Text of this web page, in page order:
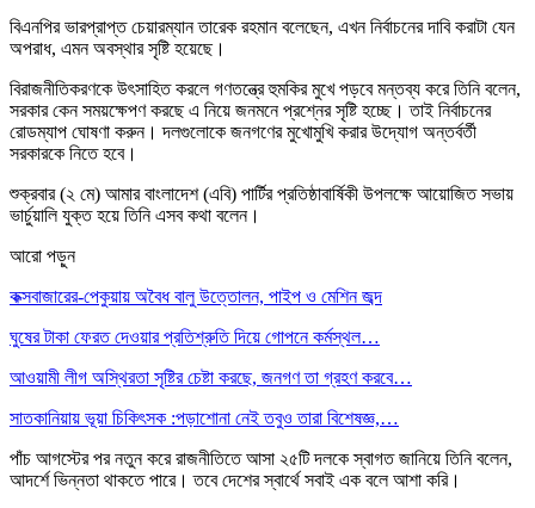
বিএনপির ভারপ্রাপ্ত চেয়ারম্যান তারেক রহমান বলেছেন, এখন নির্বাচনের দাবি করাটা যেন
অপরাধ, এমন অবস্থার সৃষ্টি হয়েছে।
বিরাজনীতিকরণকে উৎসাহিত করলে গণতন্ত্রে হুমকির মুখে পড়বে মন্তব্য করে তিনি বলেন,
সরকার কেন সময়ক্ষেপণ করছে এ নিয়ে জনমনে প্রশ্নের সৃষ্টি হচ্ছে। তাই নির্বাচনের
রোডম্যাপ ঘোষণা করুন। দলগুলোকে জনগণের মুখোমুখি করার উদ্যোগ অন্তর্বর্তী
সরকারকে নিতে হবে।
শুক্রবার (২ মে) আমার বাংলাদেশ (এবি) পার্টির প্রতিষ্ঠাবার্ষিকী উপলক্ষে আয়োজিত সভায়
ভার্চুয়ালি যুক্ত হয়ে তিনি এসব কথা বলেন।
আরো পড়ুন
কক্সবাজারের-পেকুয়ায় অবৈধ বালু উত্তোলন, পাইপ ও মেশিন জব্দ
ঘুষের টাকা ফেরত দেওয়ার প্রতিশ্রুতি দিয়ে গোপনে কর্মস্থল…
আওয়ামী লীগ অস্থিরতা সৃষ্টির চেষ্টা করছে, জনগণ তা গ্রহণ করবে…
সাতকানিয়ায় ভূয়া চিকিৎসক :পড়াশোনা নেই তবুও তারা বিশেষজ্ঞ,…
পাঁচ আগস্টের পর নতুন করে রাজনীতিতে আসা ২৫টি দলকে স্বাগত জানিয়ে তিনি বলেন,
আদর্শে ভিন্নতা থাকতে পারে। তবে দেশের স্বার্থে সবাই এক বলে আশা করি।